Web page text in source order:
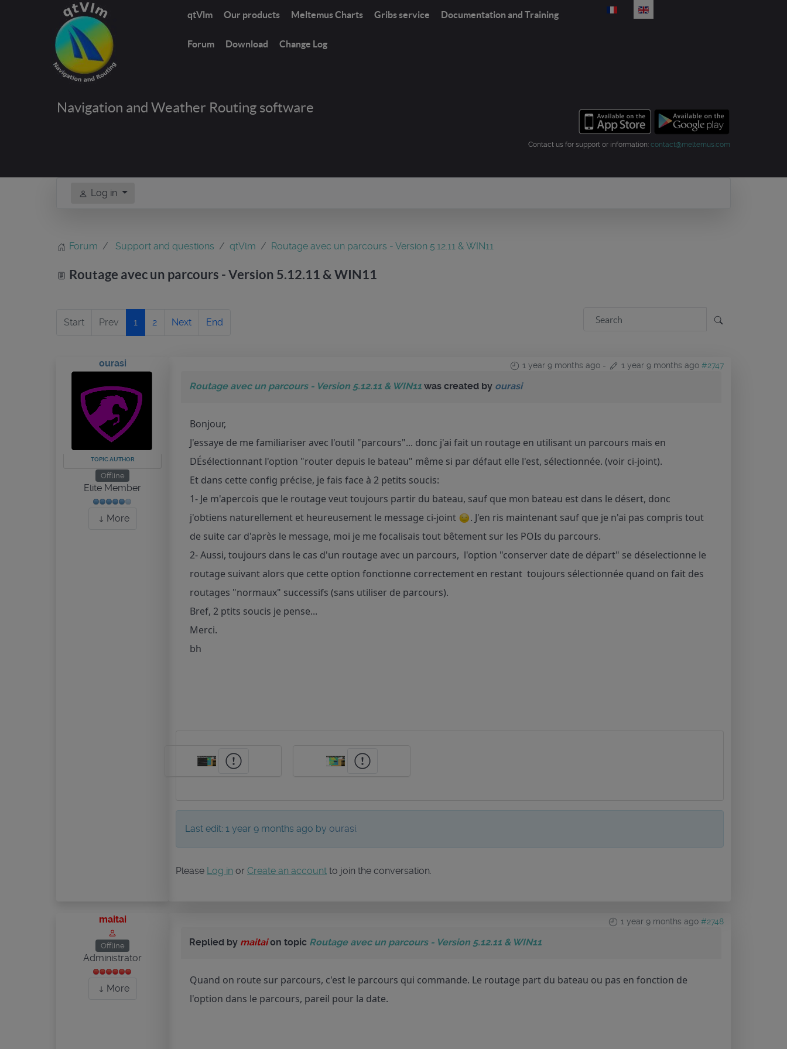
qtVlm Our products Meltemus Charts Gribs service Documentation and Training
Forum Download Change Log
Select your language
Navigation and Weather Routing software
Contact us for support or information: contact@meltemus.com
Log in
Forum Support and questions qtVlm Routage avec un parcours - Version 5.12.11 & WIN11
Routage avec un parcours - Version 5.12.11 & WIN11
Start Prev 1 2 Next End
ourasi
TOPIC AUTHOR
Offline
Elite Member
More
1 year 9 months ago- 1 year 9 months ago #2747
Routage avec un parcours - Version 5.12.11 & WIN11 was created by ourasi
Bonjour,
J'essaye de me familiariser avec l'outil "parcours"... donc j'ai fait un routage en utilisant un parcours mais en
DÉsélectionnant l'option "router depuis le bateau" même si par défaut elle l'est, sélectionnée. (voir ci-joint).
Et dans cette config précise, je fais face à 2 petits soucis:
1- Je m'apercois que le routage veut toujours partir du bateau, sauf que mon bateau est dans le désert, donc
j'obtiens naturellement et heureusement le message ci-joint
. J'en ris maintenant sauf que je n'ai pas compris tout
de suite car d'après le message, moi je me focalisais tout bêtement sur les POIs du parcours.
2- Aussi, toujours dans le cas d'un routage avec un parcours, l'option "conserver date de départ" se déselectionne le
routage suivant alors que cette option fonctionne correctement en restant toujours sélectionnée quand on fait des
routages "normaux" successifs (sans utiliser de parcours).
Bref, 2 ptits soucis je pense...
Merci.
bh
Last edit: 1 year 9 months ago by ourasi.
Please Log in or Create an account to join the conversation.
maitai
Offline
Administrator
More
1 year 9 months ago #2748
Replied by maitaion topic Routage avec un parcours - Version 5.12.11 & WIN11
Quand on route sur parcours, c'est le parcours qui commande. Le routage part du bateau ou pas en fonction de
l'option dans le parcours, pareil pour la date.